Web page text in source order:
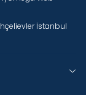
İstanbul